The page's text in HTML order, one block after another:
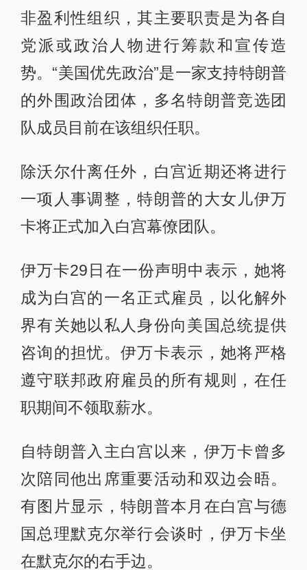
非盈利性组织，其主要职责是为各自
党派或政治人物进行筹款和宣传造
势。“美国优先政治”是一家支持特朗普
的外围政治团体，多名特朗普竞选团
队成员目前在该组织任职。
除沃尔什离任外，白宫近期还将进行
一项人事调整，特朗普的大女儿伊万
卡将正式加入白宫幕僚团队。
伊万卡29日在一份声明中表示，她将
成为白宫的一名正式雇员，以化解外
界有关她以私人身份向美国总统提供
咨询的担忧。伊万卡表示，她将严格
遵守联邦政府雇员的所有规则，在任
职期间不领取薪水。
自特朗普入主白宫以来，伊万卡曾多
次陪同他出席重要活动和双边会晤。
有图片显示，特朗普本月在白宫与德
国总理默克尔举行会谈时，伊万卡坐
在默克尔的右手边。